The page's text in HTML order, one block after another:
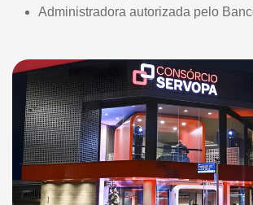
Administradora autorizada pelo